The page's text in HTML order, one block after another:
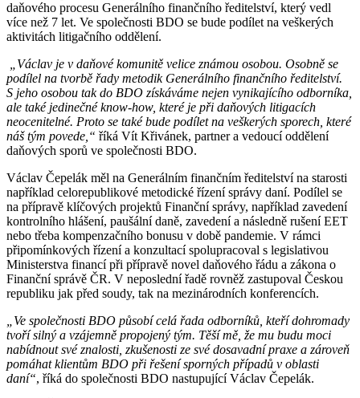
daňového procesu Generálního finančního ředitelství, který vedl
více než 7 let. Ve společnosti BDO se bude podílet na veškerých
aktivitách litigačního oddělení.
„Václav je v daňové komunitě velice známou osobou. Osobně se
podílel na tvorbě řady metodik Generálního finančního ředitelství.
S jeho osobou tak do BDO získáváme nejen vynikajícího odborníka,
ale také jedinečné know-how, které je při daňových litigacích
neocenitelné. Proto se také bude podílet na veškerých sporech, které
náš tým povede,“ říká Vít Křivánek, partner a vedoucí oddělení
daňových sporů ve společnosti BDO.
Václav Čepelák měl na Generálním finančním ředitelství na starosti
například celorepublikové metodické řízení správy daní. Podílel se
na přípravě klíčových projektů Finanční správy, například zavedení
kontrolního hlášení, paušální daně, zavedení a následně rušení EET
nebo třeba kompenzačního bonusu v době pandemie. V rámci
připomínkových řízení a konzultací spolupracoval s legislativou
Ministerstva financí při přípravě novel daňového řádu a zákona o
Finanční správě ČR. V neposlední řadě rovněž zastupoval Českou
republiku jak před soudy, tak na mezinárodních konferencích.
„Ve společnosti BDO působí celá řada odborníků, kteří dohromady
tvoří silný a vzájemně propojený tým. Těší mě, že mu budu moci
nabídnout své znalosti, zkušenosti ze své dosavadní praxe a zároveň
pomáhat klientům BDO při řešení sporných případů v oblasti
daní“, říká do společnosti BDO nastupující Václav Čepelák.